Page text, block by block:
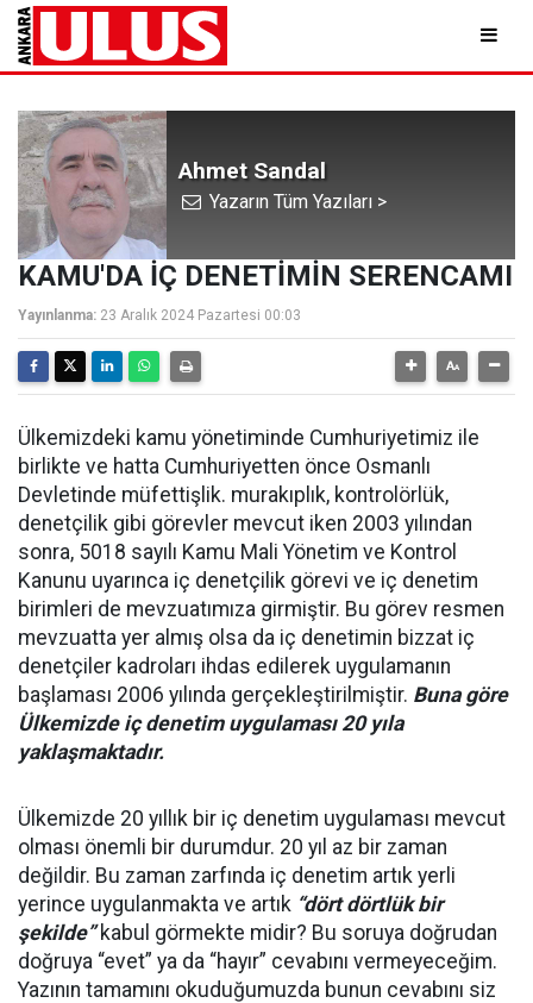
Ahmet Sandal
Yazarın Tüm Yazıları >
KAMU'DA İÇ DENETİMİN SERENCAMI
Yayınlanma: 23 Aralık 2024 Pazartesi 00:03
Ülkemizdeki kamu yönetiminde Cumhuriyetimiz ile
birlikte ve hatta Cumhuriyetten önce Osmanlı
Devletinde müfettişlik. murakıplık, kontrolörlük,
denetçilik gibi görevler mevcut iken 2003 yılından
sonra, 5018 sayılı Kamu Mali Yönetim ve Kontrol
Kanunu uyarınca iç denetçilik görevi ve iç denetim
birimleri de mevzuatımıza girmiştir. Bu görev resmen
mevzuatta yer almış olsa da iç denetimin bizzat iç
denetçiler kadroları ihdas edilerek uygulamanın
başlaması 2006 yılında gerçekleştirilmiştir. Buna göre
Ülkemizde iç denetim uygulaması 20 yıla
yaklaşmaktadır.
Ülkemizde 20 yıllık bir iç denetim uygulaması mevcut
olması önemli bir durumdur. 20 yıl az bir zaman
değildir. Bu zaman zarfında iç denetim artık yerli
yerince uygulanmakta ve artık “dört dörtlük bir
şekilde”kabul görmekte midir? Bu soruya doğrudan
doğruya “evet” ya da “hayır” cevabını vermeyeceğim.
Yazının tamamını okuduğumuzda bunun cevabını siz